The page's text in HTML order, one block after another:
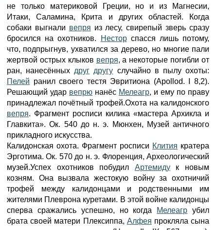
не только материковой Греции, но и из Магнесии,
Итаки, Саламина, Крита и других областей. Когда
собаки выгнали вепря из лесу, свирепый зверь сразу
бросился на охотников.
Несторспасся лишь потому,
что, подпрыгнув, ухватился за дерево, но многие пали
жертвой острых клыков вепря, а некоторые погибли от
ран, нанесённых друг другу случайно в пылу охоты:
Пелей ранил своего тестя Эвритиона (Apollod. I 8,2).
Решающий удар вепрю нанёс Мелеагр, и ему по праву
принадлежал почётный трофей.Охота на калидонского
вепря. Фрагмент росписи килика «мастера Архикла и
Главкита». Ок. 540 до н. э. Мюнхен, Музей античного
прикладного искусства.
Калидонская охота. Фрагмент росписи Клития кратера
Эрготима. Ок. 570 до н. э. Флоренция, Археологический
музей.Успех охотников побудил Артемидук новым
козням. Она вызвала жестокую войну за охотничий
трофей между калидонцами и родственными им
жителями Плеврона куретами. В этой войне калидонцы
сперва сражались успешно, но когда
Мелеагр убил
брата своей матери Плексиппа, Алфея прокляла сына